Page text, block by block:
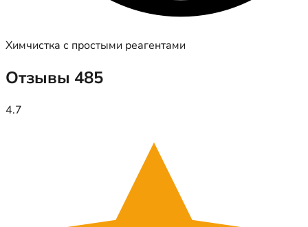
Химчистка с простыми реагентами
Отзывы 485
4.7